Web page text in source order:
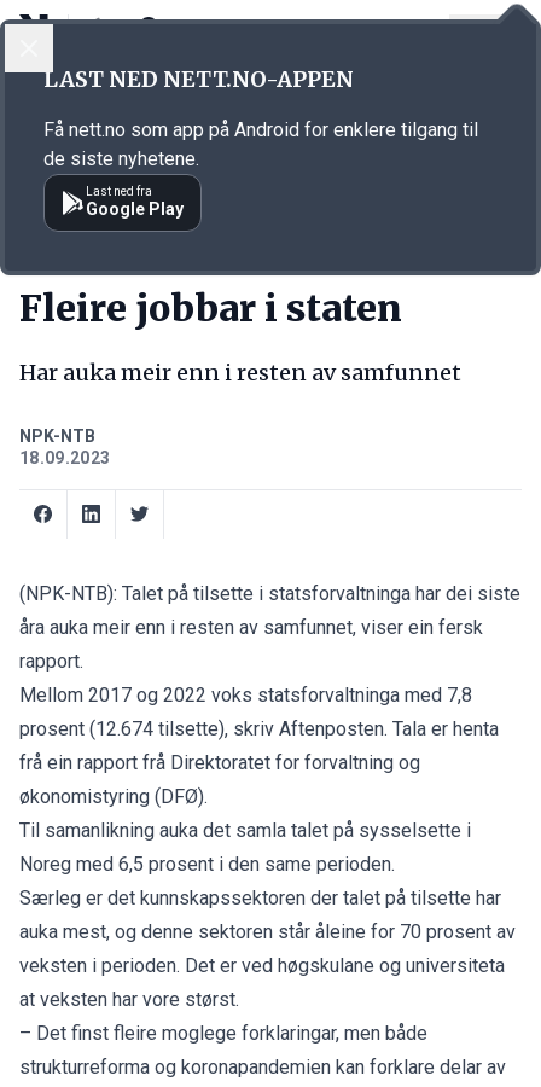
Annonsørinnhold
Fleire jobbar i staten
Har auka meir enn i resten av samfunnet
NPK-NTB
18.09.2023
(NPK-NTB): Talet på tilsette i statsforvaltninga har dei siste
åra auka meir enn i resten av samfunnet, viser ein fersk
rapport.
Mellom 2017 og 2022 voks statsforvaltninga med 7,8
prosent (12.674 tilsette), skriv Aftenposten. Tala er henta
frå ein rapport frå Direktoratet for forvaltning og
økonomistyring (DFØ).
Til samanlikning auka det samla talet på sysselsette i
Noreg med 6,5 prosent i den same perioden.
Særleg er det kunnskapssektoren der talet på tilsette har
auka mest, og denne sektoren står åleine for 70 prosent av
veksten i perioden. Det er ved høgskulane og universiteta
at veksten har vore størst.
– Det finst fleire moglege forklaringar, men både
strukturreforma og koronapandemien kan forklare delar av
LAST NED NETT.NO-APPEN
Få nett.no som app på Android for enklere tilgang til
de siste nyhetene.
Last ned fra
Google Play